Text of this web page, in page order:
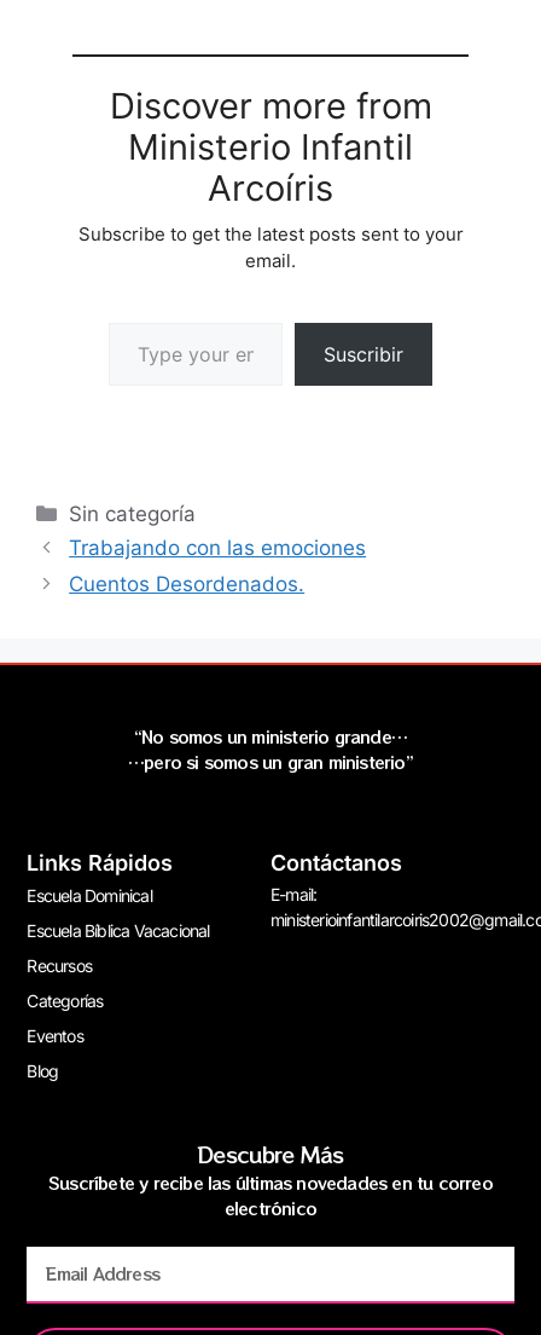
Discover more from
Ministerio Infantil
Arcoíris
Subscribe to get the latest posts sent to your
email.
Suscribir
Sin categoría
Trabajando con las emociones
Cuentos Desordenados.
“No somos un ministerio grande…
…pero si somos un gran ministerio”
Links Rápidos
Escuela Dominical
Escuela Bíblica Vacacional
Recursos
Categorías
Eventos
Blog
Contáctanos
E-mail:
Descubre Más
Suscríbete y recibe las últimas novedades en tu correo
electrónico